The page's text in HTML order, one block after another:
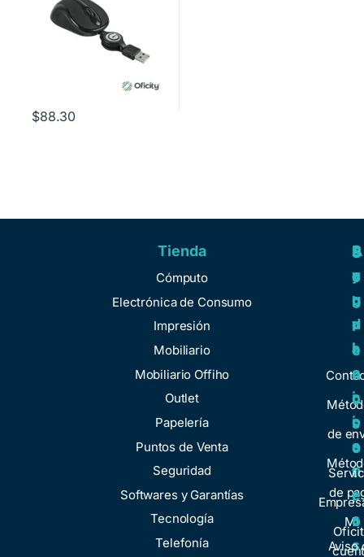
$88.30
Tienda
Cómputo
Electrónica de Consumo
Impresión
Mobiliario
Mobiliario Offiho
Outlet
Papelería
Puntos de Venta
Seguridad
Softwares y Garantías
Tecnología
Telefonía
A
y
u
d
a
de
de
Mi
S
o
b
r
e
n
o
s
o
t
r
o
s
R
e
g
u
l
a
c
i
o
n
e
s
Aviso
S
e
r
v
i
c
i
o
s